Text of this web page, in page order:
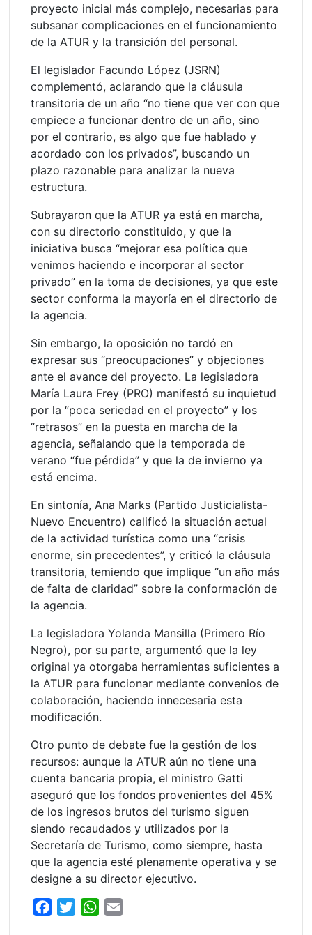
proyecto inicial más complejo, necesarias para
subsanar complicaciones en el funcionamiento
de la ATUR y la transición del personal.
El legislador Facundo López (JSRN)
complementó, aclarando que la cláusula
transitoria de un año “no tiene que ver con que
empiece a funcionar dentro de un año, sino
por el contrario, es algo que fue hablado y
acordado con los privados”, buscando un
plazo razonable para analizar la nueva
estructura.
Subrayaron que la ATUR ya está en marcha,
con su directorio constituido, y que la
iniciativa busca “mejorar esa política que
venimos haciendo e incorporar al sector
privado” en la toma de decisiones, ya que este
sector conforma la mayoría en el directorio de
la agencia.
Sin embargo, la oposición no tardó en
expresar sus “preocupaciones” y objeciones
ante el avance del proyecto. La legisladora
María Laura Frey (PRO) manifestó su inquietud
por la “poca seriedad en el proyecto” y los
“retrasos” en la puesta en marcha de la
agencia, señalando que la temporada de
verano “fue pérdida” y que la de invierno ya
está encima.
En sintonía, Ana Marks (Partido Justicialista-
Nuevo Encuentro) calificó la situación actual
de la actividad turística como una “crisis
enorme, sin precedentes”, y criticó la cláusula
transitoria, temiendo que implique “un año más
de falta de claridad” sobre la conformación de
la agencia.
La legisladora Yolanda Mansilla (Primero Río
Negro), por su parte, argumentó que la ley
original ya otorgaba herramientas suficientes a
la ATUR para funcionar mediante convenios de
colaboración, haciendo innecesaria esta
modificación.
Otro punto de debate fue la gestión de los
recursos: aunque la ATUR aún no tiene una
cuenta bancaria propia, el ministro Gatti
aseguró que los fondos provenientes del 45%
de los ingresos brutos del turismo siguen
siendo recaudados y utilizados por la
Secretaría de Turismo, como siempre, hasta
que la agencia esté plenamente operativa y se
designe a su director ejecutivo.
W